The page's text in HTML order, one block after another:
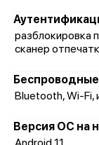
разблокировка
сканер
Bluetooth, Wi-Fi,
Версия ОС на